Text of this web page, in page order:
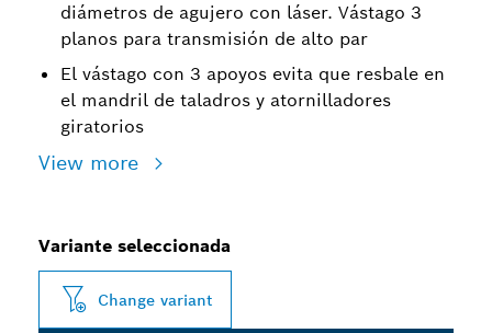
diámetros de agujero con láser. Vástago 3
planos para transmisión de alto par
El vástago con 3 apoyos evita que resbale en
el mandril de taladros y atornilladores
giratorios
View more
Variante seleccionada
Change variant